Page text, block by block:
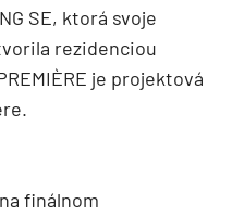
SE, ktorá svoje
rezidenciou
je projektová
finálnom